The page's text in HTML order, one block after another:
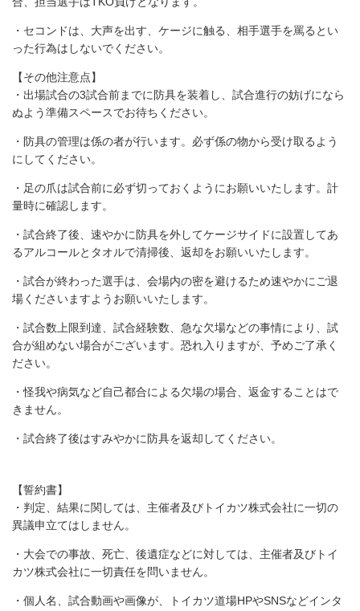
・セコンドは、大声を出す、ケージに触る、相手選手を罵るとい
った行為はしないでください。
【その他注意点】
・出場試合の3試合前までに防具を装着し、試合進行の妨げになら
ぬよう準備スペースでお待ちください。
・防具の管理は係の者が行います。必ず係の物から受け取るよう
にしてください。
・足の爪は試合前に必ず切っておくようにお願いいたします。計
量時に確認します。
・試合終了後、速やかに防具を外してケージサイドに設置してあ
るアルコールとタオルで清掃後、返却をお願いいたします。
・試合が終わった選手は、会場内の密を避けるため速やかにご退
場くださいますようお願いいたします。
・試合数上限到達、試合経験数、急な欠場などの事情により、試
合が組めない場合がございます。恐れ入りますが、予めご了承く
ださい。
・怪我や病気など自己都合による欠場の場合、返金することはで
きません。
・試合終了後はすみやかに防具を返却してください。
【誓約書】
・判定、結果に関しては、主催者及びトイカツ株式会社に一切の
異議申立てはしません。
・大会での事故、死亡、後遺症などに対しては、主催者及びトイ
カツ株式会社に一切責任を問いません。
・個人名、試合動画や画像が、トイカツ道場HPやSNSなどインタ